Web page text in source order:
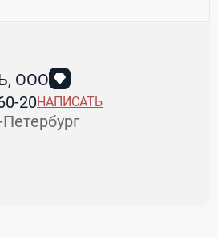
ООО
20НАПИСАТЬ